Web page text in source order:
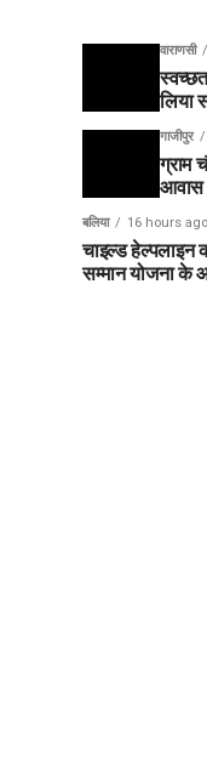
वाराणसी
लिया
गाजीपुर
ग्राम
आवास
बलिया 16 hours ago
चाइल्ड हेल्पलाइन
सम्मान योजना